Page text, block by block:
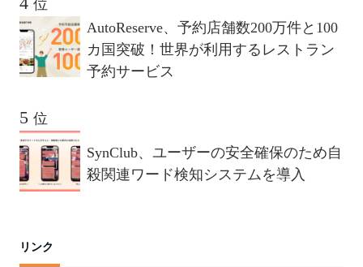
位
AutoReserve、予約店舗数200万件と100
カ国突破！世界が利用するレストラン
予約サービス
位
SynClub、ユーザーの安全確保のため自
殺関連ワード検知システムを導入
リンク